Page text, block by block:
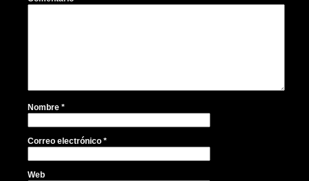
Nombre *
Correo electrónico *
Web